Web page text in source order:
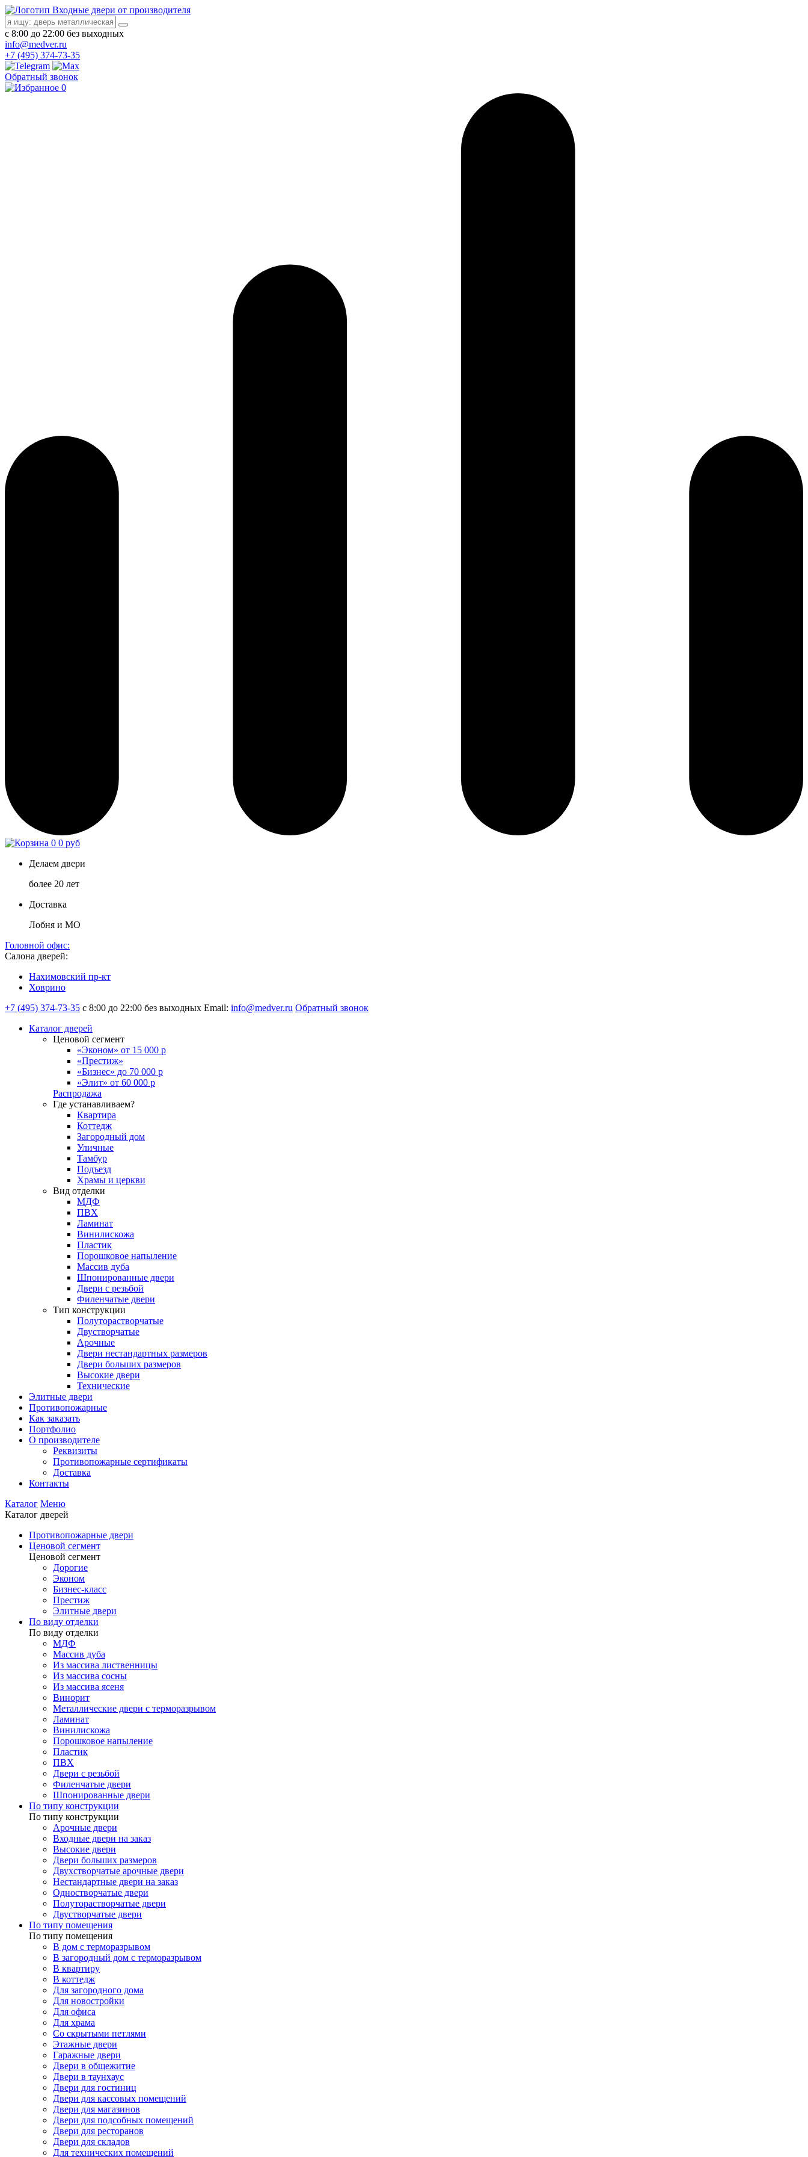
Входные двери от производителя
с 8:00 до 22:00 без выходных
info@medver.ru
+7 (495) 374-73-35
Обратный звонок
0
0 0 руб
Делаем двери
более 20 лет
Доставка
Лобня и МО
Головной офис:
Салона дверей:
Нахимовский пр-кт
Ховрино
+7 (495) 374-73-35 с 8:00 до 22:00 без выходных Email: info@medver.ru Обратный звонок
Каталог дверей
Ценовой сегмент
«Эконом» от 15 000 р
«Престиж»
«Бизнес» до 70 000 р
«Элит» от 60 000 р
Распродажа
Где устанавливаем?
Квартира
Коттедж
Загородный дом
Уличные
Тамбур
Подъезд
Храмы и церкви
Вид отделки
МДФ
ПВХ
Ламинат
Винилискожа
Пластик
Порошковое напыление
Массив дуба
Шпонированные двери
Двери с резьбой
Филенчатые двери
Тип конструкции
Полуторастворчатые
Двустворчатые
Арочные
Двери нестандартных размеров
Двери больших размеров
Высокие двери
Технические
Элитные двери
Противопожарные
Как заказать
Портфолио
О производителе
Реквизиты
Противопожарные сертификаты
Доставка
Контакты
Каталог Меню
Каталог дверей
Противопожарные двери
Ценовой сегмент
Ценовой сегмент
Дорогие
Эконом
Бизнес-класс
Престиж
Элитные двери
По виду отделки
По виду отделки
МДФ
Массив дуба
Из массива лиственницы
Из массива сосны
Из массива ясеня
Винорит
Металлические двери с терморазрывом
Ламинат
Винилискожа
Порошковое напыление
Пластик
ПВХ
Двери с резьбой
Филенчатые двери
Шпонированные двери
По типу конструкции
По типу конструкции
Арочные двери
Входные двери на заказ
Высокие двери
Двери больших размеров
Двухстворчатые арочные двери
Нестандартные двери на заказ
Одностворчатые двери
Полуторастворчатые двери
Двустворчатые двери
По типу помещения
По типу помещения
В дом с терморазрывом
В загородный дом с терморазрывом
В квартиру
В коттедж
Для загородного дома
Для новостройки
Для офиса
Для храма
Со скрытыми петлями
Этажные двери
Гаражные двери
Двери в общежитие
Двери в таунхаус
Двери для гостиниц
Двери для кассовых помещений
Двери для магазинов
Двери для подсобных помещений
Двери для ресторанов
Двери для складов
Для технических помещений